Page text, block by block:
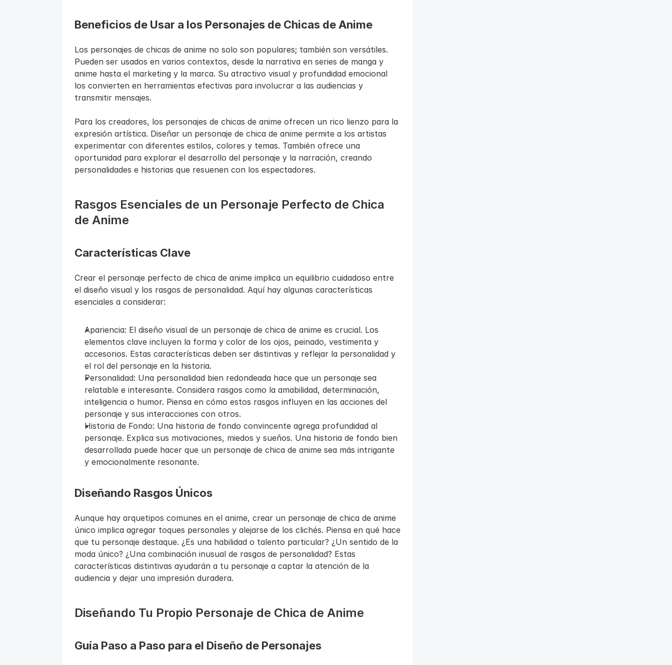
Beneficios de Usar a los Personajes de Chicas de Anime
Los personajes de chicas de anime no solo son populares; también son versátiles.
Pueden ser usados en varios contextos, desde la narrativa en series de manga y
anime hasta el marketing y la marca. Su atractivo visual y profundidad emocional
los convierten en herramientas efectivas para involucrar a las audiencias y
transmitir mensajes.
Para los creadores, los personajes de chicas de anime ofrecen un rico lienzo para la
expresión artística. Diseñar un personaje de chica de anime permite a los artistas
experimentar con diferentes estilos, colores y temas. También ofrece una
oportunidad para explorar el desarrollo del personaje y la narración, creando
personalidades e historias que resuenen con los espectadores.
Rasgos Esenciales de un Personaje Perfecto de Chica
de Anime
Características Clave
Crear el personaje perfecto de chica de anime implica un equilibrio cuidadoso entre
el diseño visual y los rasgos de personalidad. Aquí hay algunas características
esenciales a considerar:
Apariencia: El diseño visual de un personaje de chica de anime es crucial. Los
elementos clave incluyen la forma y color de los ojos, peinado, vestimenta y
accesorios. Estas características deben ser distintivas y reflejar la personalidad y
el rol del personaje en la historia.
Personalidad: Una personalidad bien redondeada hace que un personaje sea
relatable e interesante. Considera rasgos como la amabilidad, determinación,
inteligencia o humor. Piensa en cómo estos rasgos influyen en las acciones del
personaje y sus interacciones con otros.
Historia de Fondo: Una historia de fondo convincente agrega profundidad al
personaje. Explica sus motivaciones, miedos y sueños. Una historia de fondo bien
desarrollada puede hacer que un personaje de chica de anime sea más intrigante
y emocionalmente resonante.
Diseñando Rasgos Únicos
Aunque hay arquetipos comunes en el anime, crear un personaje de chica de anime
único implica agregar toques personales y alejarse de los clichés. Piensa en qué hace
que tu personaje destaque. ¿Es una habilidad o talento particular? ¿Un sentido de la
moda único? ¿Una combinación inusual de rasgos de personalidad? Estas
características distintivas ayudarán a tu personaje a captar la atención de la
audiencia y dejar una impresión duradera.
Diseñando Tu Propio Personaje de Chica de Anime
Guía Paso a Paso para el Diseño de Personajes